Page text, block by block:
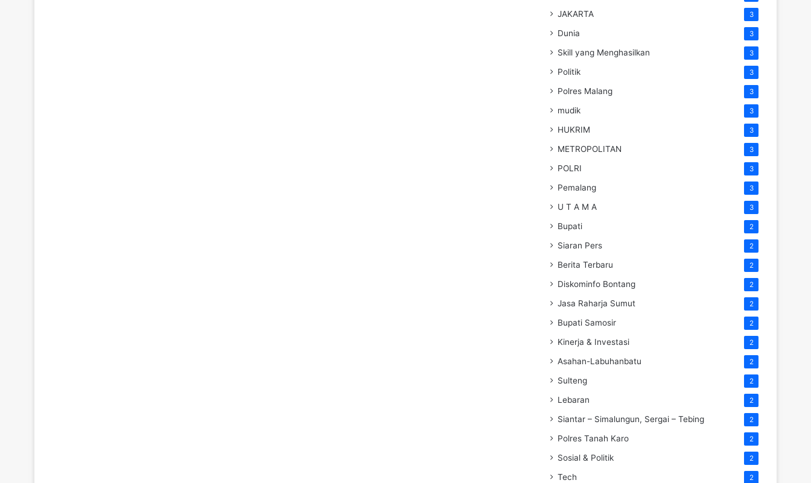
JAKARTA 3
Dunia 3
Skill yang Menghasilkan 3
Politik 3
Polres Malang 3
mudik 3
HUKRIM 3
METROPOLITAN 3
POLRI 3
Pemalang 3
U T A M A 3
Bupati 2
Siaran Pers 2
Berita Terbaru 2
Diskominfo Bontang 2
Jasa Raharja Sumut 2
Bupati Samosir 2
Kinerja & Investasi 2
Asahan-Labuhanbatu 2
Sulteng 2
Lebaran 2
Siantar – Simalungun, Sergai – Tebing 2
Polres Tanah Karo 2
Sosial & Politik 2
Tech 2